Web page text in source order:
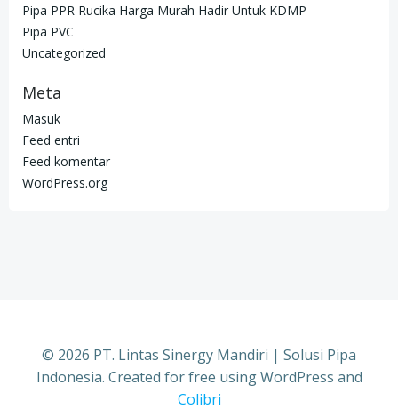
Pipa PPR Rucika Harga Murah Hadir Untuk KDMP
Pipa PVC
Uncategorized
Meta
Masuk
Feed entri
Feed komentar
WordPress.org
© 2026 PT. Lintas Sinergy Mandiri | Solusi Pipa
Indonesia. Created for free using WordPress and
Colibri